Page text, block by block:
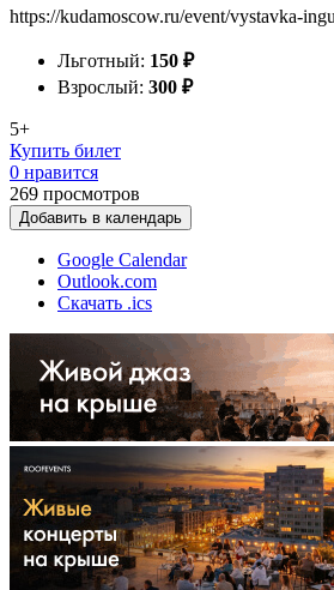
https://kudamoscow.ru/event/vystavka-
Льготный: 150 ₽
Взрослый: 300 ₽
5+
Купить билет
0 нравится
269 просмотров
Добавить в календарь
Google Calendar
Outlook.com
Скачать .ics